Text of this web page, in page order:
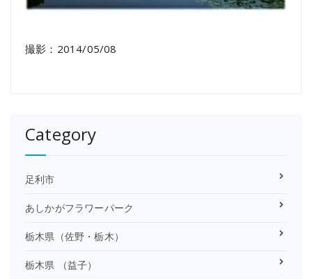
撮影：2014/05/08
Category
足利市
あしかがフラワーパーク
栃木県（佐野・栃木）
栃木県 （益子）